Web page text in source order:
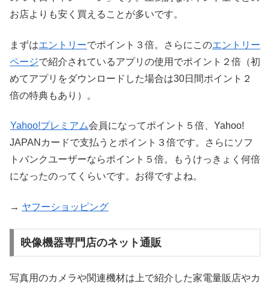
お店よりも安く買えることが多いです。
まずはエントリーでポイント３倍。さらにこのエントリー
ページで紹介されているアプリの使用でポイント２倍（初
めてアプリをダウンロードした場合は30日間ポイント２
倍の特典もあり）。
Yahoo!プレミアム会員になってポイント５倍、Yahoo!
JAPANカードで支払うとポイント３倍です。さらにソフ
トバンクユーザーならポイント５倍。もうけっきょく何倍
になったのってくらいです。お得ですよね。
→ ヤフーショッピング
映像機器専門店のネット通販
写真用のカメラや関連機材は上で紹介した家電量販店やカ